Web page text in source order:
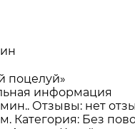
поцелуй»
информация
мин.. Отзывы: нет
Категория: Без